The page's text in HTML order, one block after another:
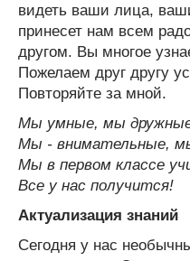
видеть ваши лица,
принесет нам всем
другом. Вы многое
Пожелаем друг другу
Повторяйте за мной.
Мы умные, мы
Мы - внимательные,
Мы в первом классе
Все у нас получится!
Актуализация знаний
Сегодня у нас